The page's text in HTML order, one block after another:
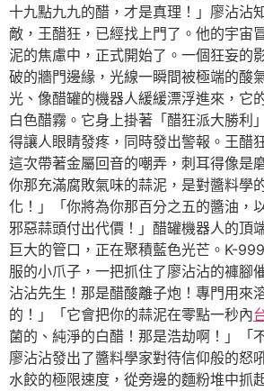
十九點九九的醋，才是真理！」廖沾沾
敵，王醋狂，已經找上門了。他的宇宙
泥的焦慮中，正式開始了。一個狂妄的
破的牆門邊緣，光線一瞬間被極端的酸
光、像醋罐的機器人緩緩漂浮進來，它
白色醋霧。它身上掛著「醋狂派大勝利
得讓人眼睛發疼，同時發出警報。王醋
這次帶著金屬回音的嘲弄，刺耳得像是
你那充滿腐敗氣味的蒜泥，是對醬料學
化！」「你將為你那百分之五的醬油，
邪惡蒜頭付出代價！」醋罐機器人的頂
巨大的管口，正在聚積藍色光芒。K-
服的小爪子，一把抓住了廖沾沾的褲腳
沾沾先生！那是醋酸離子炮！專門用來
的！」「它會把你的蒜泥在零點一秒內
菌的、純淨的白醋！那是浩劫啊！」「
廖沾沾發出了醬料學家對待信仰般的怒
水餃的極限速度，從旁邊的麵粉堆中抓